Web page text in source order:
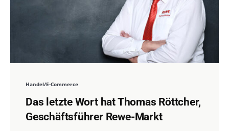
Handel/E-Commerce
Das letzte Wort hat Thomas Röttcher,
Geschäftsführer Rewe-Markt